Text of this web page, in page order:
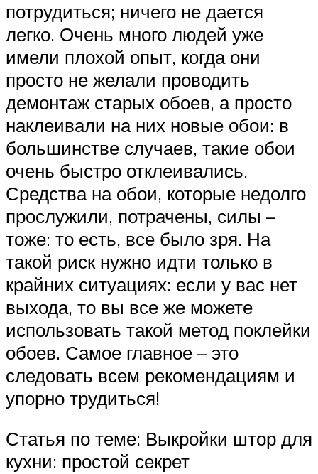
потрудиться; ничего не дается
легко. Очень много людей уже
имели плохой опыт, когда они
просто не желали проводить
демонтаж старых обоев, а просто
наклеивали на них новые обои: в
большинстве случаев, такие обои
очень быстро отклеивались.
Средства на обои, которые недолго
прослужили, потрачены, силы –
тоже: то есть, все было зря. На
такой риск нужно идти только в
крайних ситуациях: если у вас нет
выхода, то вы все же можете
использовать такой метод поклейки
обоев. Самое главное – это
следовать всем рекомендациям и
упорно трудиться!
Статья по теме: Выкройки штор для
кухни: простой секрет